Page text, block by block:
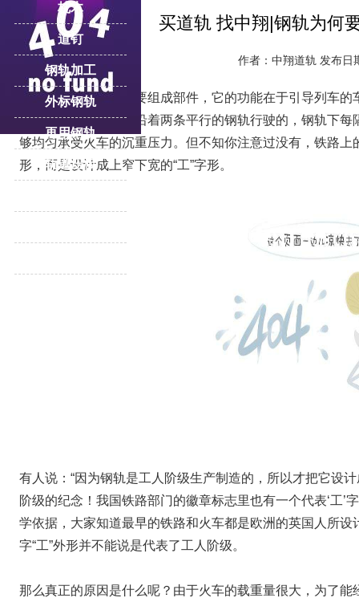
买道轨 找中翔|钢轨为何
作者：中翔道轨 发布日
钢轨是铁路轨道的主要组成部件，它的功能在于引导列车
大家都知道火车正是沿着两条平行的钢轨行驶的，钢轨下
够均匀承受火车的沉重压力。但不知你注意过没有，铁路上
形，而是设计成上窄下宽的“工”字形。
有人说：“因为钢轨是工人阶级生产制造的，所以才把它设
阶级的纪念！我国铁路部门的徽章标志里也有一个代表‘工’
学依据，大家知道最早的铁路和火车都是欧洲的英国人所设
字“工”外形并不能说是代表了工人阶级。
那么真正的原因是什么呢？由于火车的载重量很大，为了
枕木
道钉
钢轨加工
外标钢轨
再用钢轨
轨道压板